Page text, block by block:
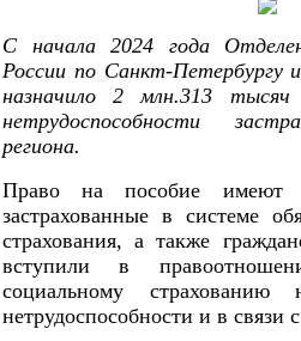
С начала 2024 года
России по Санкт-Петербургу
назначило 2 млн.313
нетрудоспособности
региона.
Право на пособие имеют
застрахованные в системе
страхования, а также
вступили в
социальному
нетрудоспособности и в связи